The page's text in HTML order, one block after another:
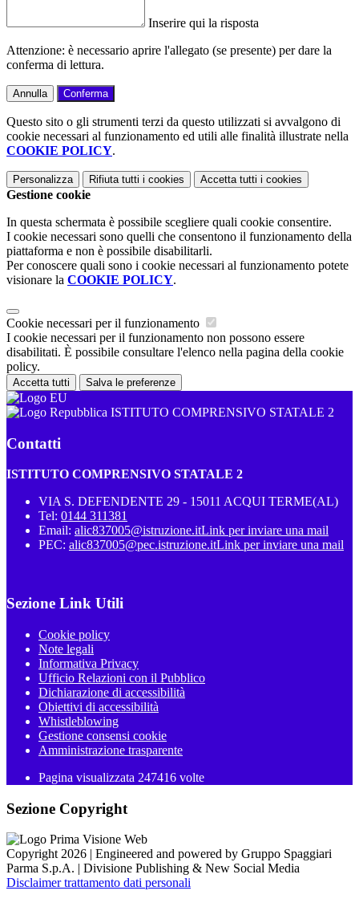
Inserire qui la risposta
Attenzione: è necessario aprire l'allegato (se presente) per dare la
conferma di lettura.
Annulla Conferma
Questo sito o gli strumenti terzi da questo utilizzati si avvalgono di
cookie necessari al funzionamento ed utili alle finalità illustrate nella
COOKIE POLICY.
Personalizza Rifiuta tutti i cookies Accetta tutti i cookies
Gestione cookie
In questa schermata è possibile scegliere quali cookie consentire.
I cookie necessari sono quelli che consentono il funzionamento della
piattaforma e non è possibile disabilitarli.
Per conoscere quali sono i cookie necessari al funzionamento potete
visionare la COOKIE POLICY.
Cookie necessari per il funzionamento
I cookie necessari per il funzionamento non possono essere
disabilitati. È possibile consultare l'elenco nella pagina della cookie
policy.
Accetta tutti Salva le preferenze
ISTITUTO COMPRENSIVO STATALE 2
Contatti
ISTITUTO COMPRENSIVO STATALE 2
VIA S. DEFENDENTE 29 - 15011 ACQUI TERME(AL)
Tel: 0144 311381
Email: alic837005@istruzione.itLink per inviare una mail
PEC: alic837005@pec.istruzione.itLink per inviare una mail
Sezione Link Utili
Cookie policy
Note legali
Informativa Privacy
Ufficio Relazioni con il Pubblico
Dichiarazione di accessibilità
Obiettivi di accessibilità
Whistleblowing
Gestione consensi cookie
Amministrazione trasparente
Pagina visualizzata 247416 volte
Sezione Copyright
Copyright 2026 | Engineered and powered by Gruppo Spaggiari
Parma S.p.A. | Divisione Publishing & New Social Media
Disclaimer trattamento dati personali